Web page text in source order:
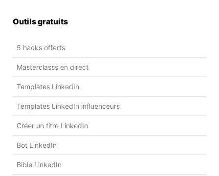
Outils gratuits
5 hacks offerts
Masterclasss en direct
Templates LinkedIn
Templates LinkedIn influenceurs
Créer un titre LinkedIn
Bot LinkedIn
Bible LinkedIn